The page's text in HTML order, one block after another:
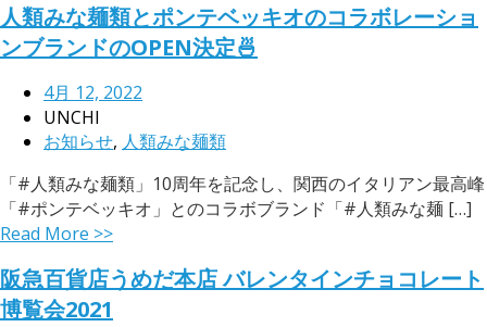
人類みな麺類とポンテベッキオのコラボレーショ
ンブランドのOPEN決定🍜
4月 12, 2022
UNCHI
お知らせ, 人類みな麺類
「#人類みな麺類」10周年を記念し、関西のイタリアン最高峰
「#ポンテベッキオ」とのコラボブランド「#人類みな麺 […]
Read More >>
阪急百貨店うめだ本店 バレンタインチョコレート
博覧会2021